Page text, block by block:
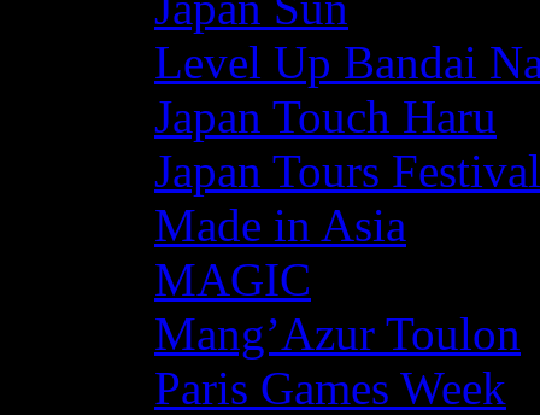
Level Up Bandai
Japan Touch Haru
Japan Tours Festival
Made in Asia
MAGIC
Mang’Azur Toulon
Paris Games Week